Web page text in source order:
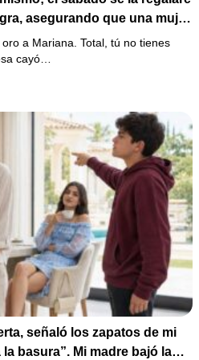
asegurando que una mujer
espinas no merecía 50
silencio, así que
que preparara la fiesta. Ella
ocultar.
a Mariana. Total, tú no tienes
cayó…
señaló los zapatos de mi
basura”. Mi madre bajó la